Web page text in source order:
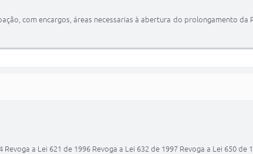
com encargos, áreas necessarias à abertura do prolongamento da
a Lei 621 de 1996 Revoga a Lei 632 de 1997 Revoga a Lei 650